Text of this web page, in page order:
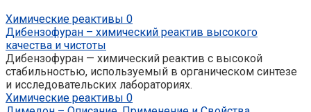
Химические реактивы 0
Дибензофуран – химический реактив высокого
качества и чистоты
Дибензофуран — химический реактив с высокой
стабильностью, используемый в органическом синтезе
и исследовательских лабораториях.
Химические реактивы 0